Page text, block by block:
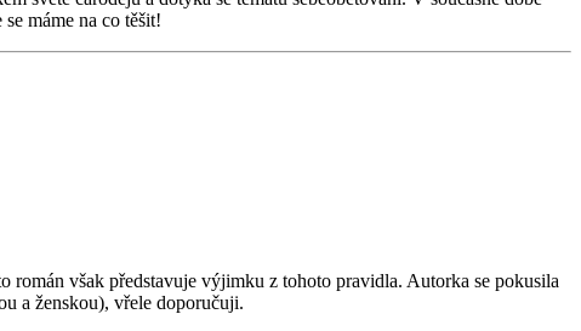
máme na co těšit!
však představuje výjimku z tohoto pravidla. Autorka se pokusila
a ženskou), vřele doporučuji.